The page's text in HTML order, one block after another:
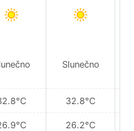
Slunečno
32.8°C
26.2°C